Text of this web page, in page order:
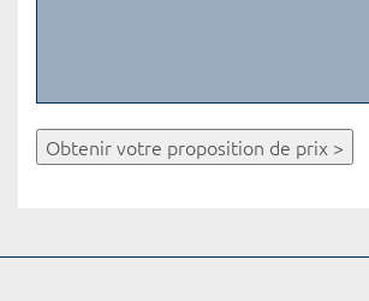
Obtenir votre proposition de prix >